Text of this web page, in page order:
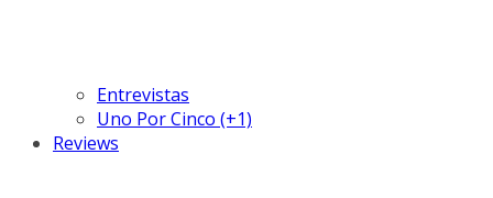
Entrevistas
Uno Por Cinco (+1)
Reviews